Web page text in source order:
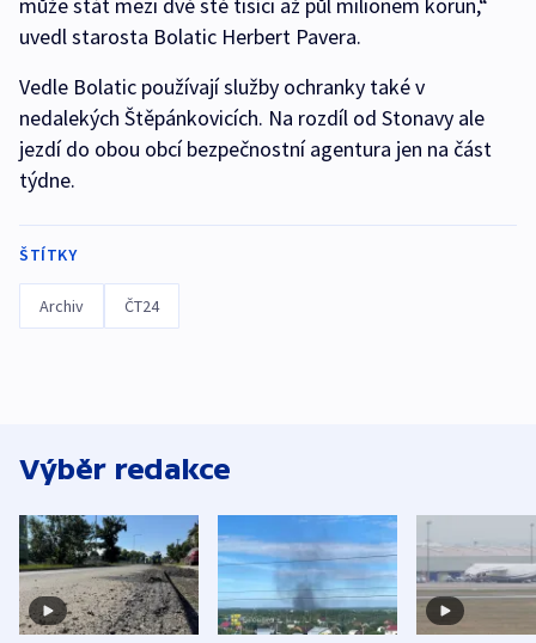
může stát mezi dvě stě tisíci až půl milionem korun,“
uvedl starosta Bolatic Herbert Pavera.
Vedle Bolatic používají služby ochranky také v
nedalekých Štěpánkovicích. Na rozdíl od Stonavy ale
jezdí do obou obcí bezpečnostní agentura jen na část
týdne.
ŠTÍTKY
Archiv ČT24
Výběr redakce